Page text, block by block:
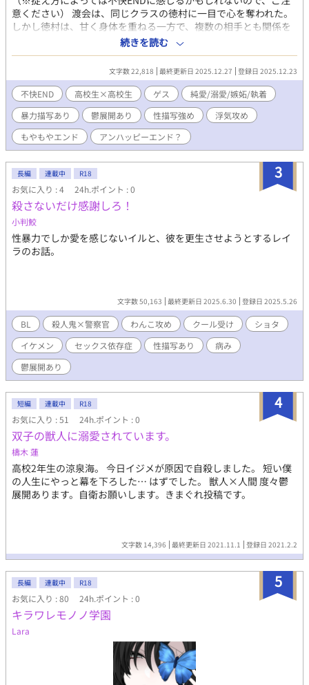
意ください） 渡会は、同じクラスの徳村に一目で心を奪われた。
しかし徳村は、甘く身体を重ねる一方で、複数の相手とも関係を
持つ傲慢な男だった。 一途な想いと嫉妬が交錯する中で、渡会は
徳村に翻弄され、快楽と痛みに身を委ね続ける。 どれだけ幸せを
望んでも、二人の関係は次第に逃れられない迷路のようになり、
やがて辿り着くのは、決して幸福とは言えない結末だった。 愛情
と欲望、支配と服従、快楽と苦痛が絡み合う、濃密で苦いラブス
トーリー。 （イラストと校正と内容紹介に、生成AIを使用してい
ます）
続きを読む
文字数 22,818 最終更新日 2025.12.27 登録日 2025.12.23
不快END 高校生×高校生 ゲス
純愛/溺愛/嫉妬/執着
暴力描写あり
鬱展開あり 性描写強め
浮気攻め
もやもやエンド
アンハッピーエンド？
3
長編 連載中 R18
お気に入り : 4 24h.ポイント : 0
殺さないだけ感謝しろ！
小判鮫
性暴力でしか愛を感じないイルと、彼を更生させようとするレイ
ラのお話。
文字数 50,163 最終更新日 2025.6.30 登録日 2025.5.26
BL 殺人鬼×警察官 わんこ攻め クール受け
ショタ
イケメン
セックス依存症 性描写あり
病み
鬱展開あり
4
短編 連載中 R18
お気に入り : 51 24h.ポイント : 0
双子の獣人に溺愛されています。
檮木 蓮
高校2年生の涼泉海。 今日イジメが原因で自殺しました。 短い僕
の人生にやっと幕を下ろした… はずでした。 獣人×人間 度々鬱
展開あります。自衛お願いします。きまぐれ投稿です。
文字数 14,396 最終更新日 2021.11.1 登録日 2021.2.2
5
長編 連載中 R18
お気に入り : 80 24h.ポイント : 0
キラワレモノノ学園
Lara